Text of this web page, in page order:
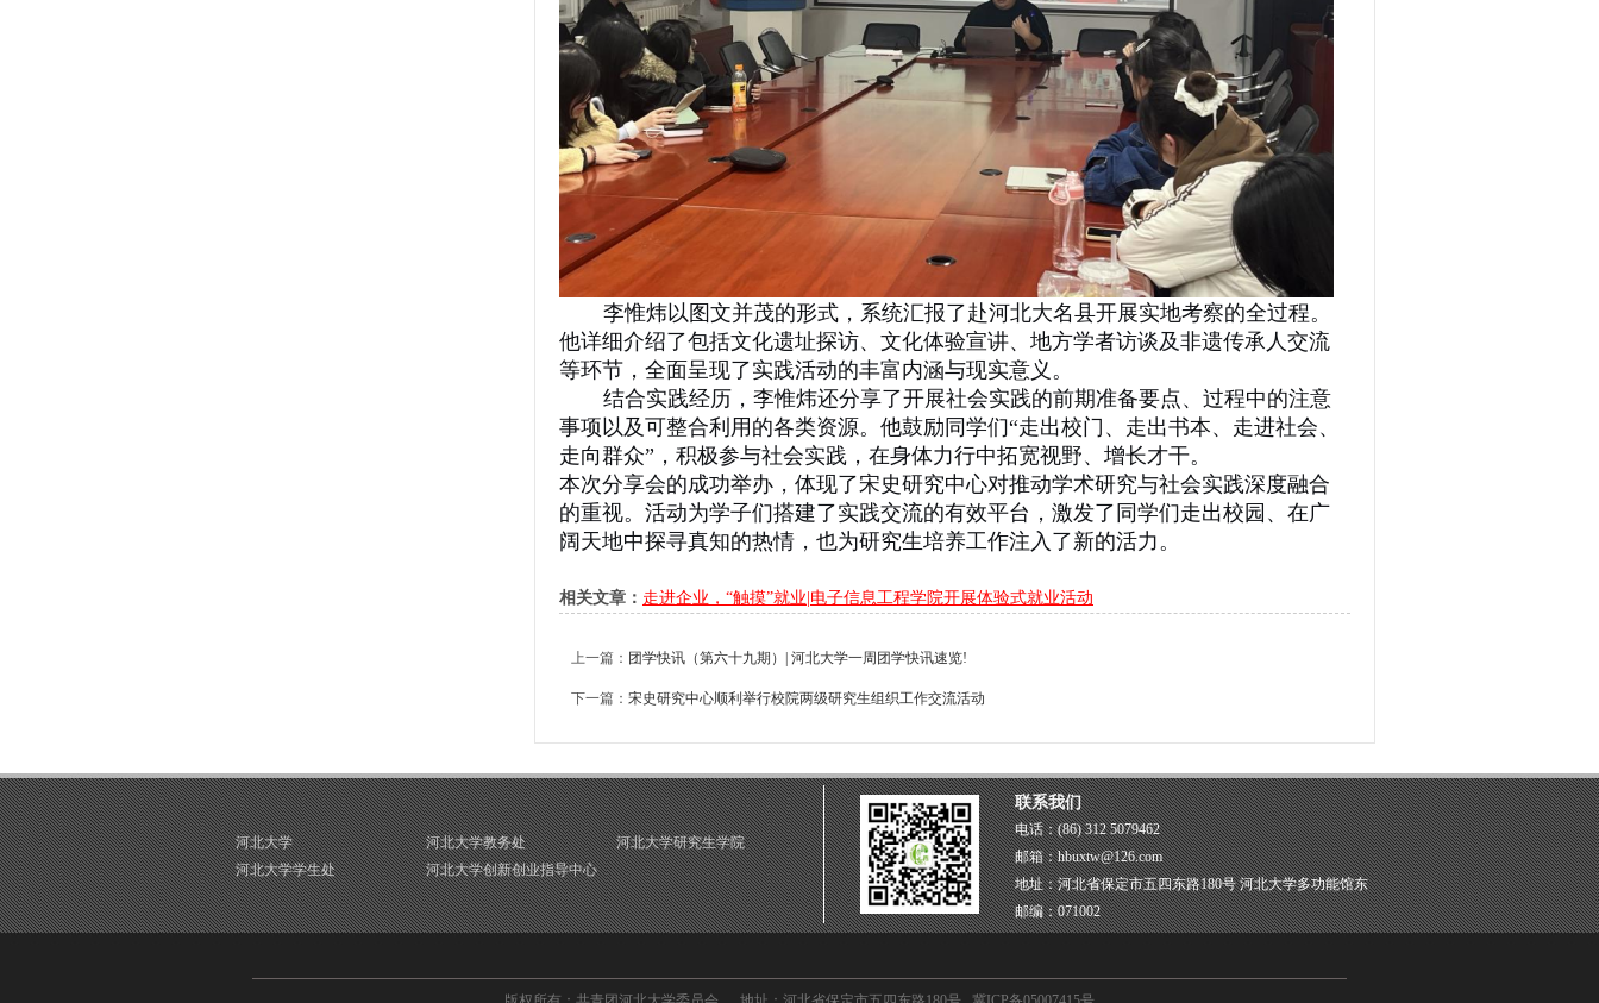
李惟炜以图文并茂的形式，系统汇报了赴河北大名县开展实地考察的全过程。
他详细介绍了包括文化遗址探访、文化体验宣讲、地方学者访谈及非遗传承人交流
等环节，全面呈现了实践活动的丰富内涵与现实意义。
结合实践经历，李惟炜还分享了开展社会实践的前期准备要点、过程中的注意
事项以及可整合利用的各类资源。他鼓励同学们“走出校门、走出书本、走进社会、
走向群众”，积极参与社会实践，在身体力行中拓宽视野、增长才干。
本次分享会的成功举办，体现了宋史研究中心对推动学术研究与社会实践深度融合
的重视。活动为学子们搭建了实践交流的有效平台，激发了同学们走出校园、在广
阔天地中探寻真知的热情，也为研究生培养工作注入了新的活力。
相关文章： 走进企业，“触摸”就业|电子信息工程学院开展体验式就业活动
上一篇： 团学快讯（第六十九期）| 河北大学一周团学快讯速览!
下一篇： 宋史研究中心顺利举行校院两级研究生组织工作交流活动
河北大学 河北大学教务处
河北大学研究生学院
河北大学学生处
河北大学创新创业指导中心
联系我们
电话：(86) 312 5079462
邮箱：hbuxtw@126.com
地址：河北省保定市五四东路180号 河北大学多功能馆东
门二楼
邮编：071002